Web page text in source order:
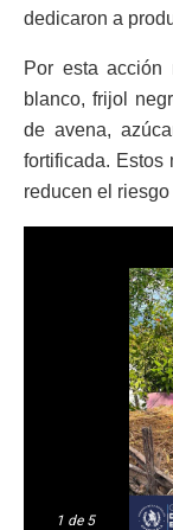
dedicaron a
Por esta acción
blanco, frijol
de avena,
fortificada.
reducen el
1 de 5